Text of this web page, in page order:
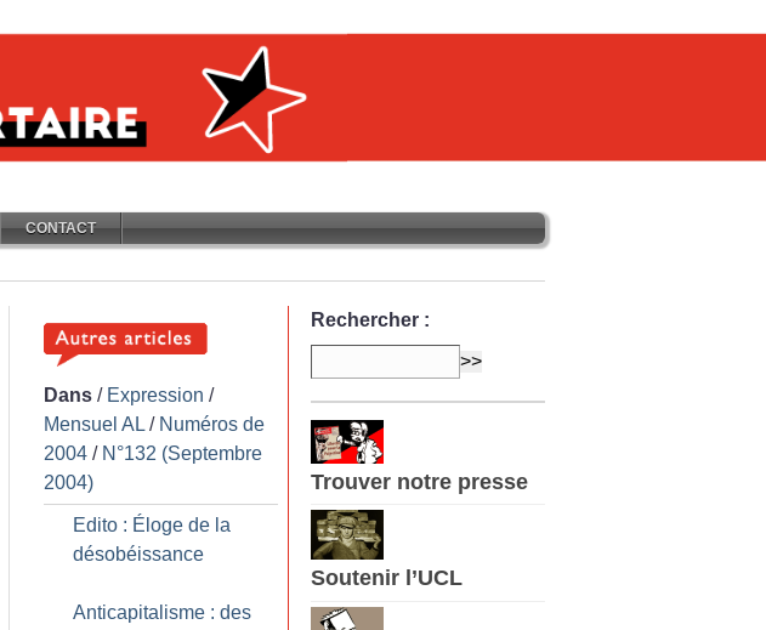
CONTACT
Dans / Expression /
Mensuel AL / Numéros de
2004 / N°132 (Septembre
2004)
Edito : Éloge de la
désobéissance
Anticapitalisme : des
Rechercher :
Trouver notre presse
Soutenir l’UCL